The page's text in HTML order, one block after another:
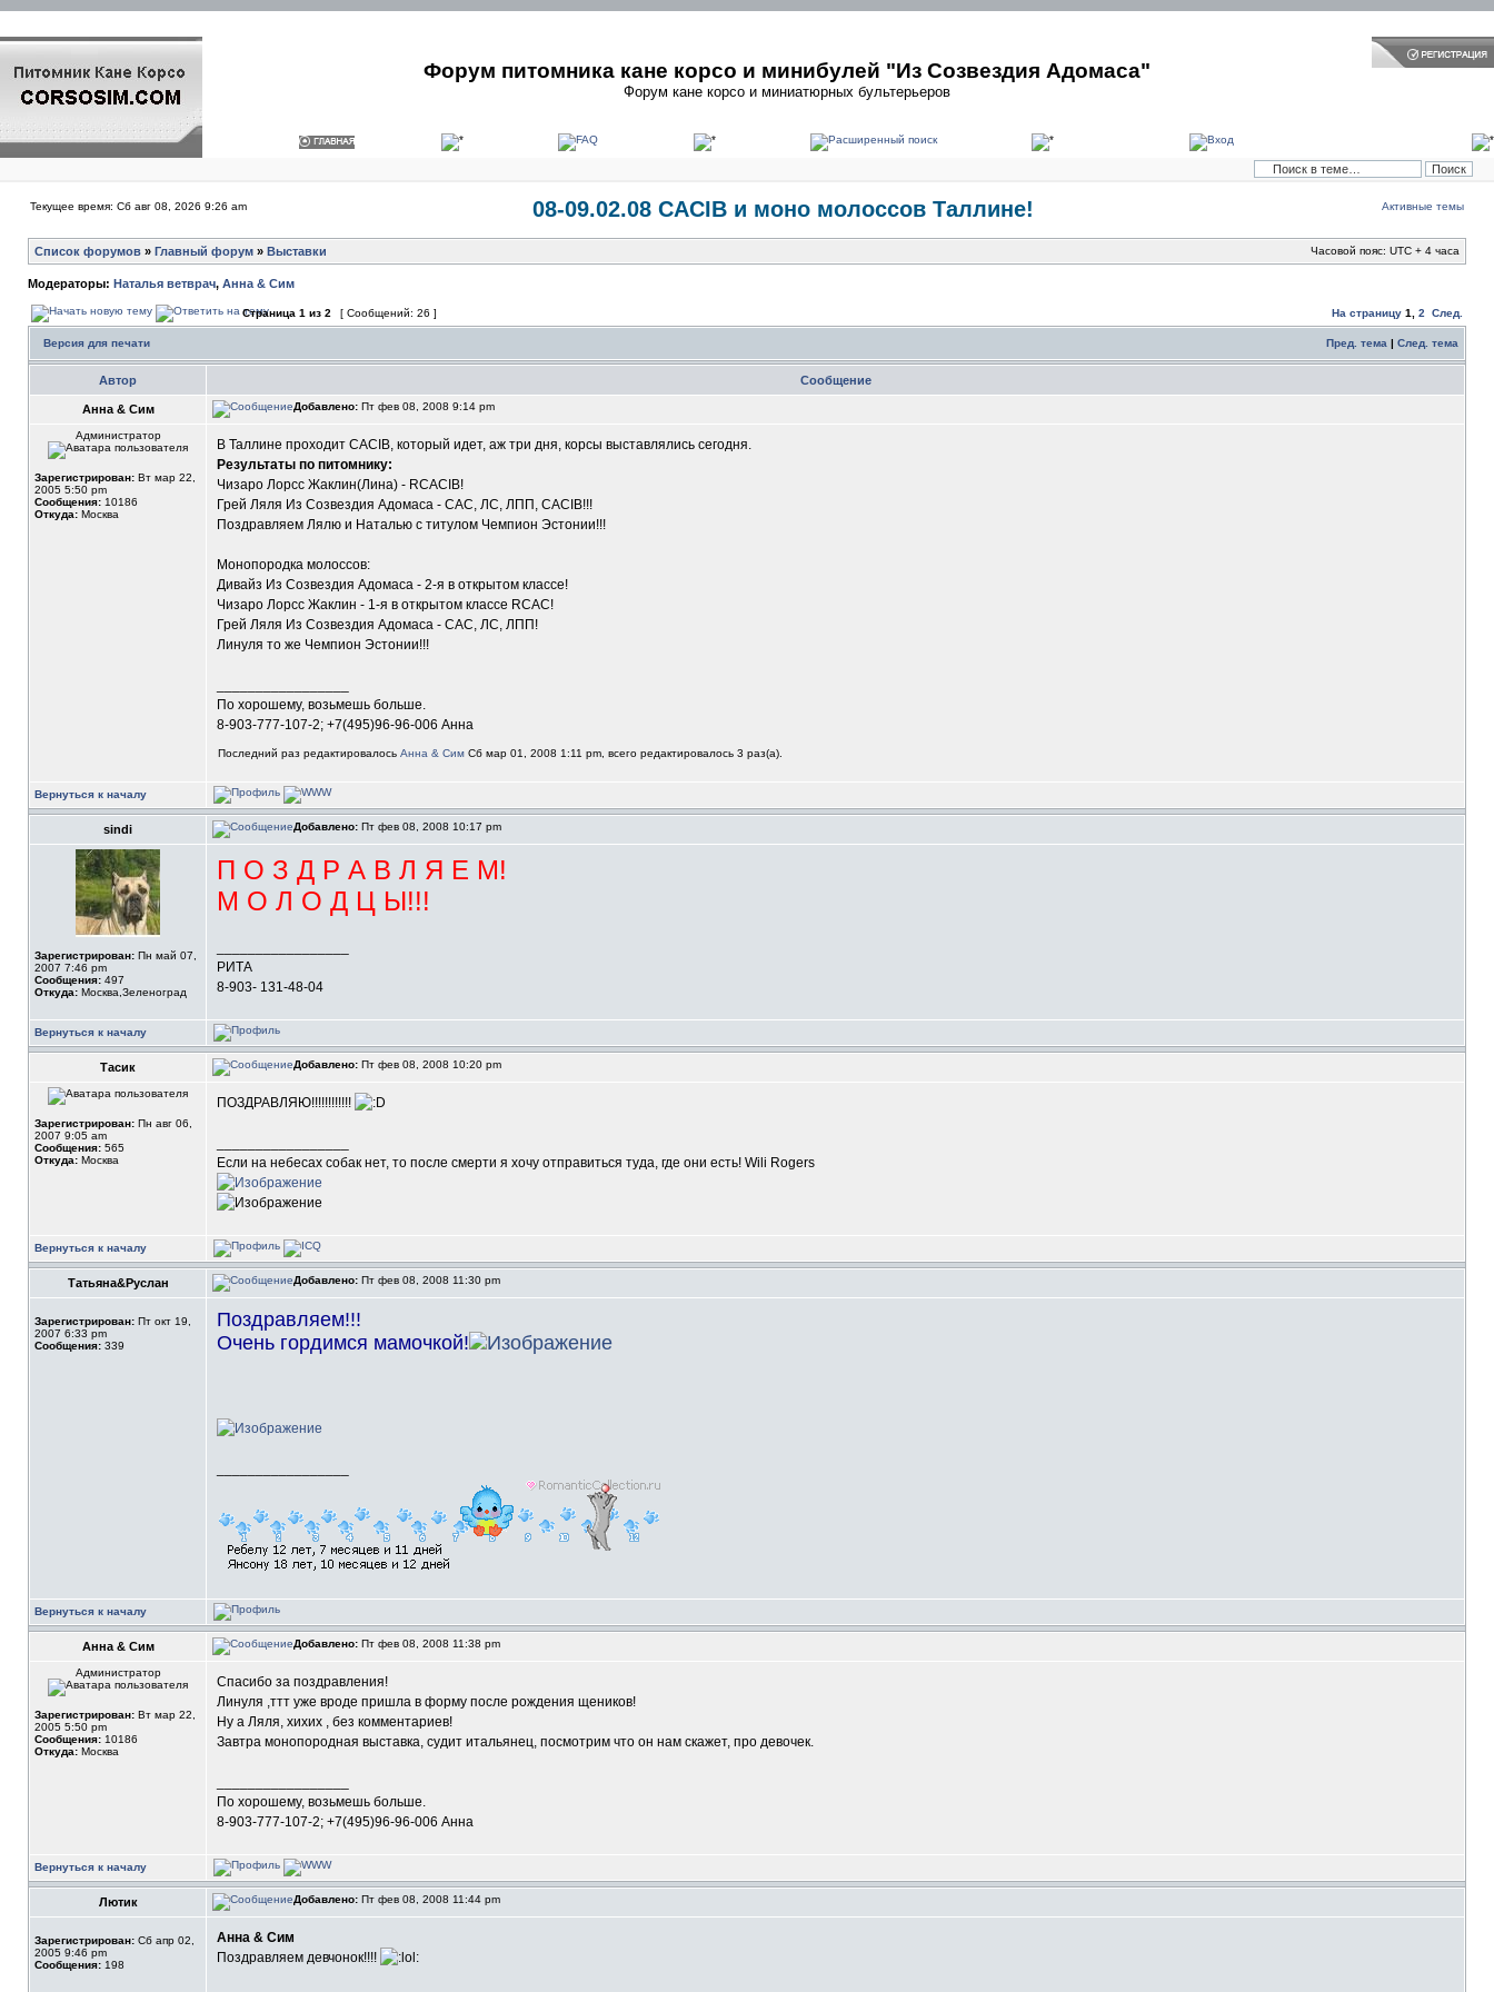
Форум питомника кане корсо и минибулей "Из Созвездия Адомаса"
Форум кане корсо и миниатюрных бультерьеров
Текущее время: Сб авг 08, 2026 9:26 am 08-09.02.08 САСIВ и моно молоссов Таллине! Активные темы
Список форумов » Главный форум » Выставки Часовой пояс: UTC + 4 часа
Модераторы: Наталья ветврач, Анна & Сим
Страница 1 из 2 [ Сообщений: 26 ] На страницу 1 2 След.
Версия для печати Пред. тема | След. тема
Автор Сообщение
Анна & Сим Добавлено: Пт фев 08, 2008 9:14 pm
Администратор
Зарегистрирован: Вт мар 22,
2005 5:50 pm
Сообщения: 10186
Откуда: Москва
В Таллине проходит САСIВ, который идет, аж три дня, корсы выставлялись сегодня.
Результаты по питомнику:
Чизаро Лорсс Жаклин(Лина) - RCACIB!
Грей Ляля Из Созвездия Адомаса - САС, ЛС, ЛПП, CACIB!!!
Поздравляем Лялю и Наталью с титулом Чемпион Эстонии!!!
Монопородка молоссов:
Дивайз Из Созвездия Адомаса - 2-я в открытом классе!
Чизаро Лорсс Жаклин - 1-я в открытом классе RCAC!
Грей Ляля Из Созвездия Адомаса - САС, ЛС, ЛПП!
Линуля то же Чемпион Эстонии!!!
По хорошему, возьмешь больше.
8-903-777-107-2; +7(495)96-96-006 Анна
Последний раз редактировалось Анна & Сим Сб мар 01, 2008 1:11 pm, всего редактировалось 3 раз(а).
Вернуться к началу
sindi Добавлено: Пт фев 08, 2008 10:17 pm
Зарегистрирован: Пн май 07,
2007 7:46 pm
Сообщения: 497
Откуда: Москва,Зеленоград
П О З Д Р А В Л Я Е М!
М О Л О Д Ц Ы!!!
РИТА
8-903- 131-48-04
Вернуться к началу
Тасик Добавлено: Пт фев 08, 2008 10:20 pm
Зарегистрирован: Пн авг 06,
2007 9:05 am
Сообщения: 565
Откуда: Москва
ПОЗДРАВЛЯЮ!!!!!!!!!!!!
Если на небесах собак нет, то после смерти я хочу отправиться туда, где они есть! Wili Rogers
Вернуться к началу
Татьяна&Руслан Добавлено: Пт фев 08, 2008 11:30 pm
Зарегистрирован: Пт окт 19,
2007 6:33 pm
Сообщения: 339
Поздравляем!!!
Очень гордимся мамочкой!
Вернуться к началу
Анна & Сим Добавлено: Пт фев 08, 2008 11:38 pm
Администратор
Зарегистрирован: Вт мар 22,
2005 5:50 pm
Сообщения: 10186
Откуда: Москва
Спасибо за поздравления!
Линуля ,ттт уже вроде пришла в форму после рождения щеников!
Ну а Ляля, хихих , без комментариев!
Завтра монопородная выставка, судит итальянец, посмотрим что он нам скажет, про девочек.
По хорошему, возьмешь больше.
8-903-777-107-2; +7(495)96-96-006 Анна
Вернуться к началу
Лютик Добавлено: Пт фев 08, 2008 11:44 pm
Зарегистрирован: Сб апр 02,
2005 9:46 pm
Сообщения: 198
Анна & Сим
Поздравляем девчонок!!!!